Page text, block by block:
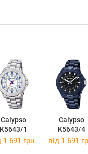
Calypso
K5643/1
Calypso
K5643/4
1 691 грн. від 1 691